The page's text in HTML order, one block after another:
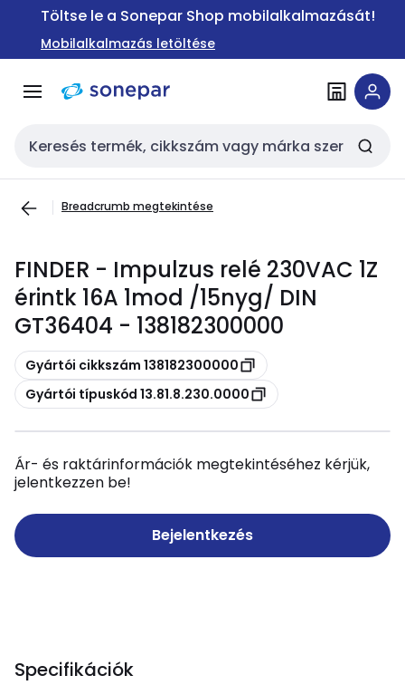
Ugrás a
Ugrás a
tartalomra
Töltse le a Sonepar Shop mobilalkalmazását!
Mobilalkalmazás letöltése
Keresési bemenet
Breadcrumb megtekintése
FINDER - Impulzus relé 230VAC 1Z
érintk 16A 1mod /15nyg/ DIN
GT36404 - 138182300000
Másolás
Gyártói cikkszám 138182300000
Másolás
Gyártói típuskód 13.81.8.230.0000
Ár- és raktárinformációk megtekintéséhez kérjük,
jelentkezzen be!
Bejelentkezés
Specifikációk